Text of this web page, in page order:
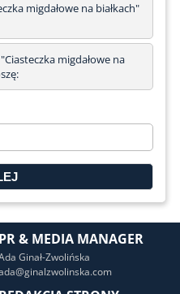
migdałowe na białkach"
migdałowe na
PR & MEDIA MANAGER
Ginał-Zwolińska